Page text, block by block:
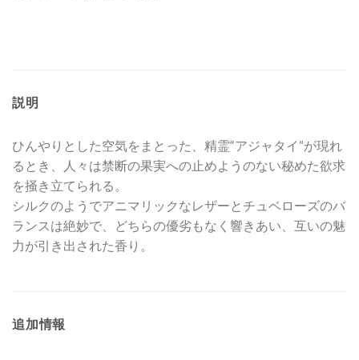
説明
ひんやりとした空気をまとった、精霊“アジャタイ”が現れ
るとき、人々は禁断の果実への止めようのない秘めた欲求
を掻き立てられる。
シルクのようでアニマリックなレザーとチュベローズのバ
ランスは絶妙で、どちらの優劣もなく響きあい、互いの魅
力が引き出された香り。
追加情報